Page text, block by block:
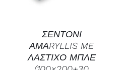
ΣΕΝΤΟΝΙ
ΑΜΑRYLLIS ME
ΛΑΣΤΙΧΟ ΜΠΛΕ